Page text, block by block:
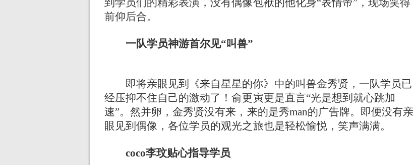
前仰后合。
一队学员神游首尔见“叫兽”
即将亲眼见到《来自星星的你》中的叫兽金秀贤，一队学员已
经压抑不住自己的激动了！俞更寅更是直言“光是想到就心跳加
速”。然并卵，金秀贤没有来，来的是秀man的广告牌。即便没有亲
眼见到偶像，各位学员的观光之旅也是轻松愉悦，笑声满满。
coco李玟贴心指导学员